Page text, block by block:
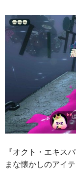
『オクト・エキス
まな懐かしのアイ